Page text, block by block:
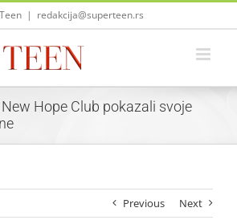
| redakcija@superteen.rs
Hope Club pokazali svoje
Previous Next